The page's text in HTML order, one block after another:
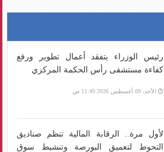
رئيس الوزراء يتفقد أعمال تطوير ورفع
كفاءة مستشفى رأس الحكمة المركزي
الأحد، 09 أغسطس 2026 11:49 ص
لأول مرة.. الرقابة المالية تنظم صناديق
التحوط لتعميق البورصة وتنشيط سوق